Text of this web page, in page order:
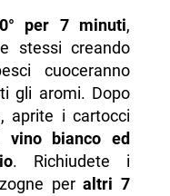
per 7 minuti,
stessi creando
cuoceranno
gli aromi. Dopo
aprite i cartocci
bianco ed
. Richiudete i
peraltri 7